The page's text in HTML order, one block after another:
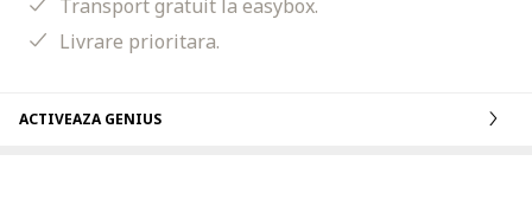
Transport gratuit la easybox.
Livrare prioritara.
ACTIVEAZA GENIUS